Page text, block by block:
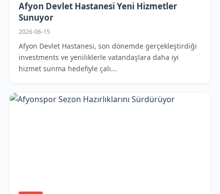
Afyon Devlet Hastanesi Yeni Hizmetler
Sunuyor
2026-06-15
Afyon Devlet Hastanesi, son dönemde gerçekleştirdiği
investments ve yeniliklerle vatandaşlara daha iyi
hizmet sunma hedefiyle çalı...